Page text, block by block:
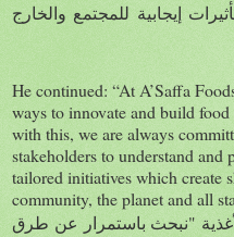
إيجابية للمجتمع والخارج
He continued: “At A’Saffa
ways to innovate and build
with this, we are always
stakeholders to understand
tailored initiatives which create
community, the planet and all
"نبحث باستمرار عن طرق